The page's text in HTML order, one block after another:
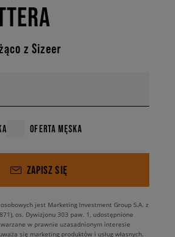
z Sizeer
OFERTA MĘSKA
ZAPISZ SIĘ
jest Marketing Investment Group S.A. z
os. Dywizjonu 303 paw. 1, udostępnione
w prawnie uzasadnionym interesie
się marketing produktów i usług własnych.